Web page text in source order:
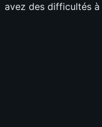
avez des difficultés